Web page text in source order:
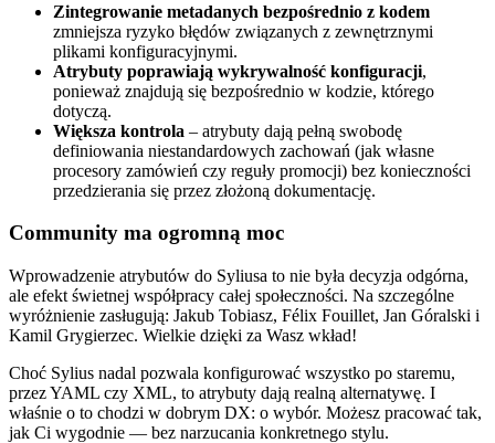
Zintegrowanie metadanych bezpośrednio z kodem
zmniejsza ryzyko błędów związanych z zewnętrznymi
plikami konfiguracyjnymi.
Atrybuty poprawiają wykrywalność konfiguracji,
ponieważ znajdują się bezpośrednio w kodzie, którego
dotyczą.
Większa kontrola – atrybuty dają pełną swobodę
definiowania niestandardowych zachowań (jak własne
procesory zamówień czy reguły promocji) bez konieczności
przedzierania się przez złożoną dokumentację.
Community ma ogromną moc
Wprowadzenie atrybutów do Syliusa to nie była decyzja odgórna,
ale efekt świetnej współpracy całej społeczności. Na szczególne
wyróżnienie zasługują: Jakub Tobiasz, Félix Fouillet, Jan Góralski i
Kamil Grygierzec. Wielkie dzięki za Wasz wkład!
Choć Sylius nadal pozwala konfigurować wszystko po staremu,
przez YAML czy XML, to atrybuty dają realną alternatywę. I
właśnie o to chodzi w dobrym DX: o wybór. Możesz pracować tak,
jak Ci wygodnie — bez narzucania konkretnego stylu.